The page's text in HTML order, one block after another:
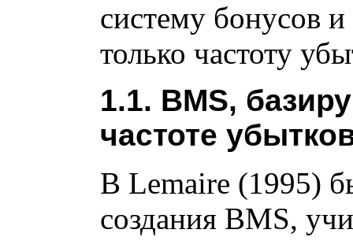
систему бонусов
только частоту
1.1. BMS,
частоте
В Lemaire (1995)
создания BMS,